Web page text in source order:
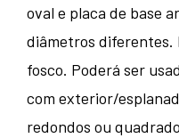
oval e placa de base
diâmetros diferentes.
fosco. Poderá ser
com exterior/
redondos ou